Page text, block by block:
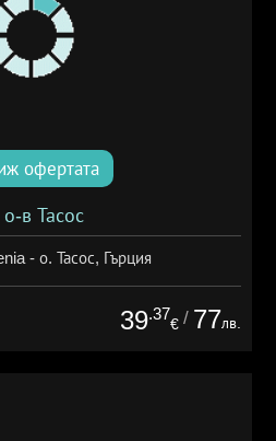
офертата
о-в Тасос
- о. Тасос, Гърция
39.37
€ / 77лв.